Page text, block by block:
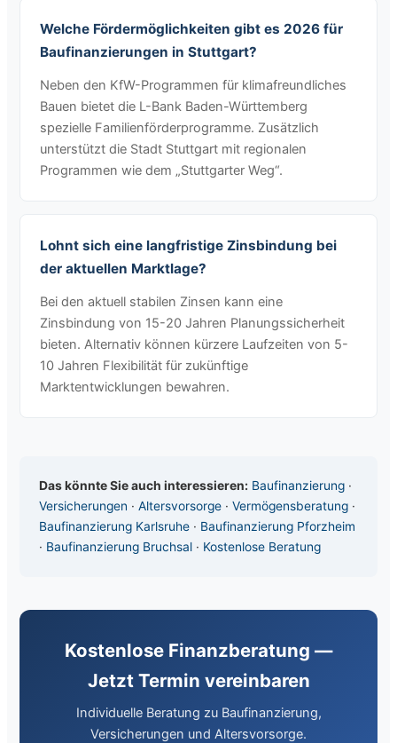
Welche Fördermöglichkeiten gibt es 2026 für
Baufinanzierungen in Stuttgart?
Neben den KfW-Programmen für klimafreundliches
Bauen bietet die L-Bank Baden-Württemberg
spezielle Familienförderprogramme. Zusätzlich
unterstützt die Stadt Stuttgart mit regionalen
Programmen wie dem „Stuttgarter Weg“.
Lohnt sich eine langfristige Zinsbindung bei
der aktuellen Marktlage?
Bei den aktuell stabilen Zinsen kann eine
Zinsbindung von 15-20 Jahren Planungssicherheit
bieten. Alternativ können kürzere Laufzeiten von 5-
10 Jahren Flexibilität für zukünftige
Marktentwicklungen bewahren.
Das könnte Sie auch interessieren: Baufinanzierung ·
Versicherungen ·Altersvorsorge ·Vermögensberatung ·
Baufinanzierung Karlsruhe · Baufinanzierung Pforzheim
· Baufinanzierung Bruchsal · Kostenlose Beratung
Kostenlose Finanzberatung —
Jetzt Termin vereinbaren
Individuelle Beratung zu Baufinanzierung,
Versicherungen und Altersvorsorge.